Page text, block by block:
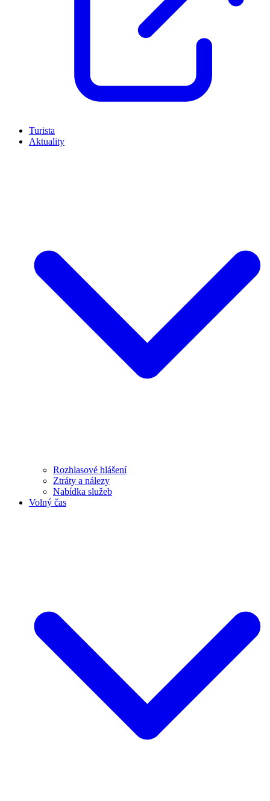
Turista
Aktuality
Rozhlasové hlášení
Ztráty a nálezy
Nabídka služeb
Volný čas